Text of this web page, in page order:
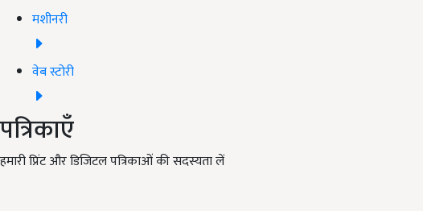
मशीनरी
वेब स्टोरी
पत्रिकाएँ
हमारी प्रिंट और डिजिटल पत्रिकाओं की सदस्यता लें